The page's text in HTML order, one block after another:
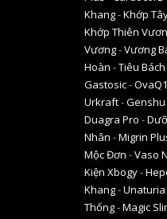
Khang-Khớp
Khớp Thiên
Vương-Vương
Hoàn -Tiêu
Gastosic-OvaQ1
Urkraft-Genshu
Duagra Pro -
Nhân -Migrin
Mộc Đơn -Vaso
Kiện Xbogy-
Khang-Unaturia
Thống-Magic